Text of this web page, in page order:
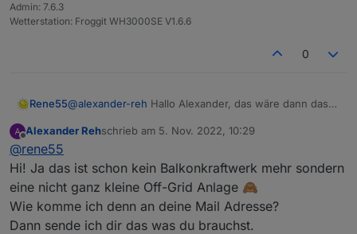
Admin: 7.6.3
Wetterstation: Froggit WH3000SE V1.6.6
0
Rene55@alexander-reh Hallo Alexander, das wäre dann das
in der Solarman-App sind, sollte ich die auch
deine Zugangsdaten (per Mail) zukommen lassen.
Offline
Alexander Rehschrieb am 5. Nov. 2022, 10:29
zuletzt editiert von
@rene55
Hi! Ja das ist schon kein Balkonkraftwerk mehr sondern
eine nicht ganz kleine Off-Grid Anlage 🙈
Wie komme ich denn an deine Mail Adresse?
Dann sende ich dir das was du brauchst.